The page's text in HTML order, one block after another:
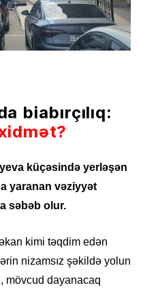
biabırçılıq:
küçəsində yerləşən
yaranan vəziyyət
səbəb olur.
kimi təqdim edən
nizamsız şəkildə yolun
mövcud dayanacaq